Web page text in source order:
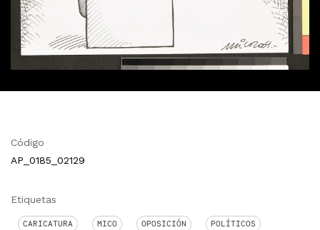
Código
AP_0185_02129
Etiquetas
CARICATURA MICO OPOSICIÓN POLÍTICOS